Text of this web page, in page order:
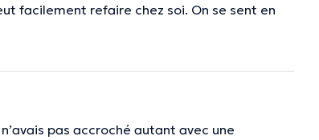
facilement refaire chez soi. On se sent en
pas accroché autant avec une